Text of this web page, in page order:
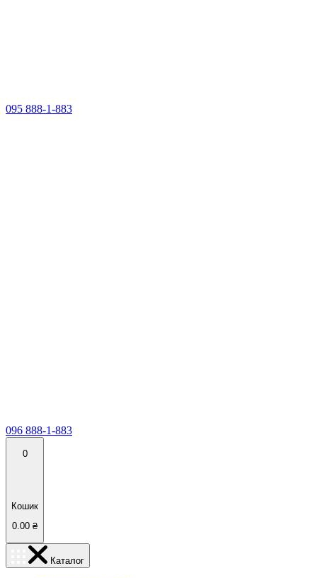
095 888-1-883
096 888-1-883
0
Кошик
0.00 ₴
Каталог